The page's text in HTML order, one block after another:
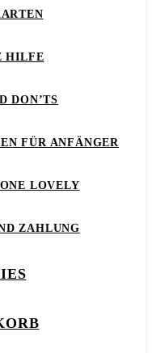
HILFE
DON’TS
FÜR ANFÄNGER
LOVELY
ZAHLUNG